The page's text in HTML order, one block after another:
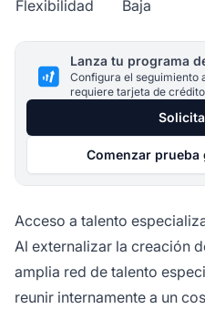
Flexibilidad Baja
Lanza tu programa
Configura el seguimiento
requiere tarjeta de
Comenzar
Acceso a talento
Al externalizar la creación
amplia red de talento
reunir internamente a un